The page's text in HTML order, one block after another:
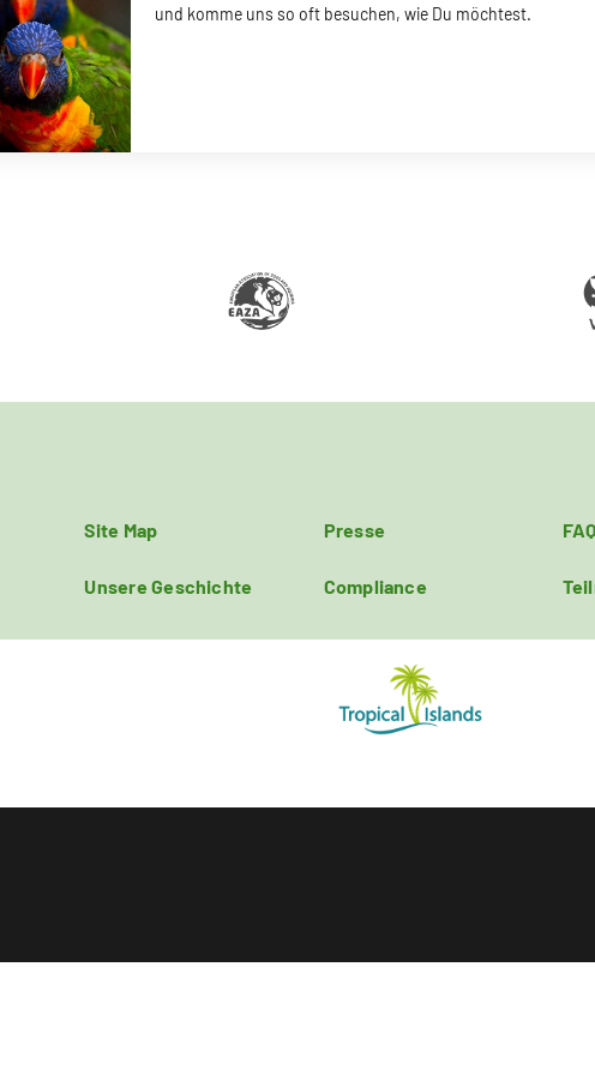
und komme uns so oft besuchen, wie Du möchtest.
Site Map Presse
Unsere Geschichte Compliance